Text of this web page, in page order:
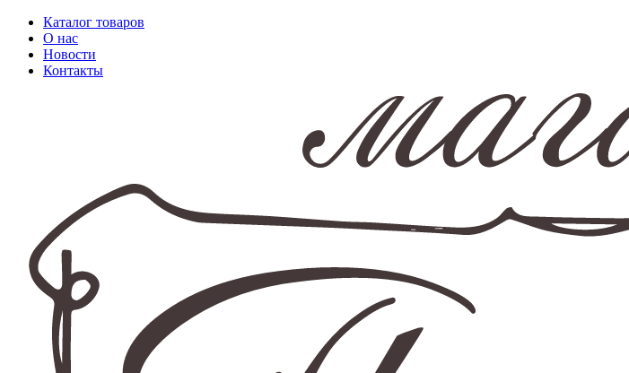
Каталог товаров
О нас
Новости
Контакты